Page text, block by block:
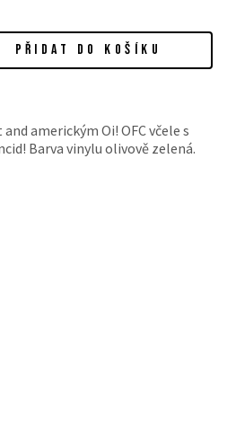
PŘIDAT DO KOŠÍKU
americkým Oi! OFC včele s
Barva vinylu olivově zelená.